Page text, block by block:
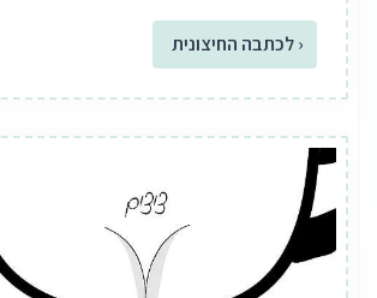
‹ לכתבה החיצונית